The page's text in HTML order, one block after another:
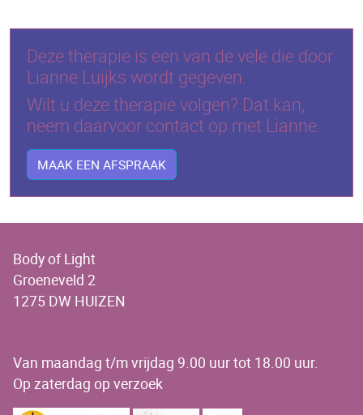
Deze therapie is een van de vele die door
Lianne Luijks wordt gegeven.
Wilt u deze therapie volgen? Dat kan,
neem daarvoor contact op met Lianne.
MAAK EEN AFSPRAAK
Body of Light
Groeneveld 2
1275 DW HUIZEN
Van maandag t/m vrijdag 9.00 uur tot 18.00 uur.
Op zaterdag op verzoek